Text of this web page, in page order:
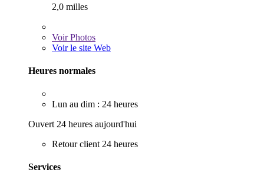
2,0 milles
VoirPhotos
Voir le site Web
Heures normales
Lun au dim : 24 heures
Ouvert 24 heures aujourd'hui
Retour client 24 heures
Services